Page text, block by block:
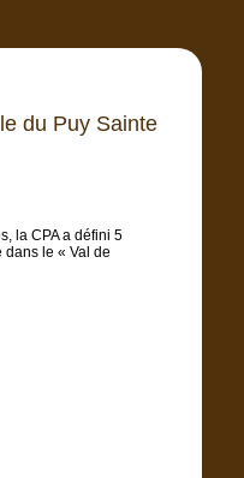
du Puy Sainte
la CPA a défini 5
dans le « Val de